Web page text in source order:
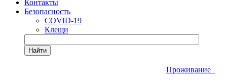
Контакты
Безопасность
COVID-19
Клещи
Найти
Проживание